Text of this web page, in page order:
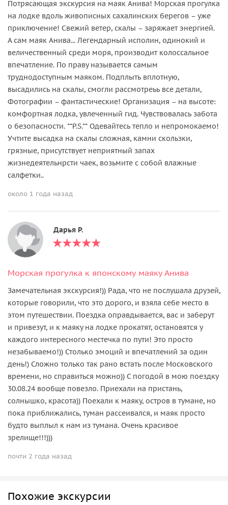
Потрясающая экскурсия на маяк Анива! Морская прогулка
на лодке вдоль живописных сахалинских берегов – уже
приключение! Свежий ветер, скалы – заряжает энергией.
А сам маяк Анива... Легендарный исполин, одинокий и
величественный среди моря, производит колоссальное
впечатление. По праву называется самым
труднодоступным маяком. Подплыть вплотную,
высадились на скалы, смогли рассмотреьь все детали,
Фотографии – фантастические! Организация – на высоте:
комфортная лодка, увлеченный гид. Чувствовалась забота
о безопасности. **P.S.** Одевайтесь тепло и непромокаемо!
Учтите высадка на скалы сложная, камни скользки,
грязные, присутствует неприятный запах
жизнедеятельнрсти чаек, возьмите с собой влажные
салфетки..
около 1 года назад
Дарья Р.
Морская прогулка к японскому маяку Анива
Замечательная экскурсия!)) Рада, что не послушала друзей,
которые говорили, что это дорого, и взяла себе место в
этом путешествии. Поездка оправдывается, вас и заберут
и привезут, и к маяку на лодке прокатят, остановятся у
каждого интересного местечка по пути! Это просто
незабываемо!)) Столько эмоций и впечатлений за один
день!) Сложно только так рано встать после Московского
времени, но справиться можно)) С погодой в мою поездку
30.08.24 вообще повезло. Приехали на пристань,
солнышко, красота)) Поехали к маяку, остров в тумане, но
пока приближались, туман рассеивался, и маяк просто
будто выплыл к нам из тумана. Очень красивое
зрелище!!!)))
почти 2 года назад
Похожие экскурсии